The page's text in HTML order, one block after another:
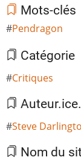
Mots-clés
Pendragon
Catégorie
Critiques
Steve
Nom du